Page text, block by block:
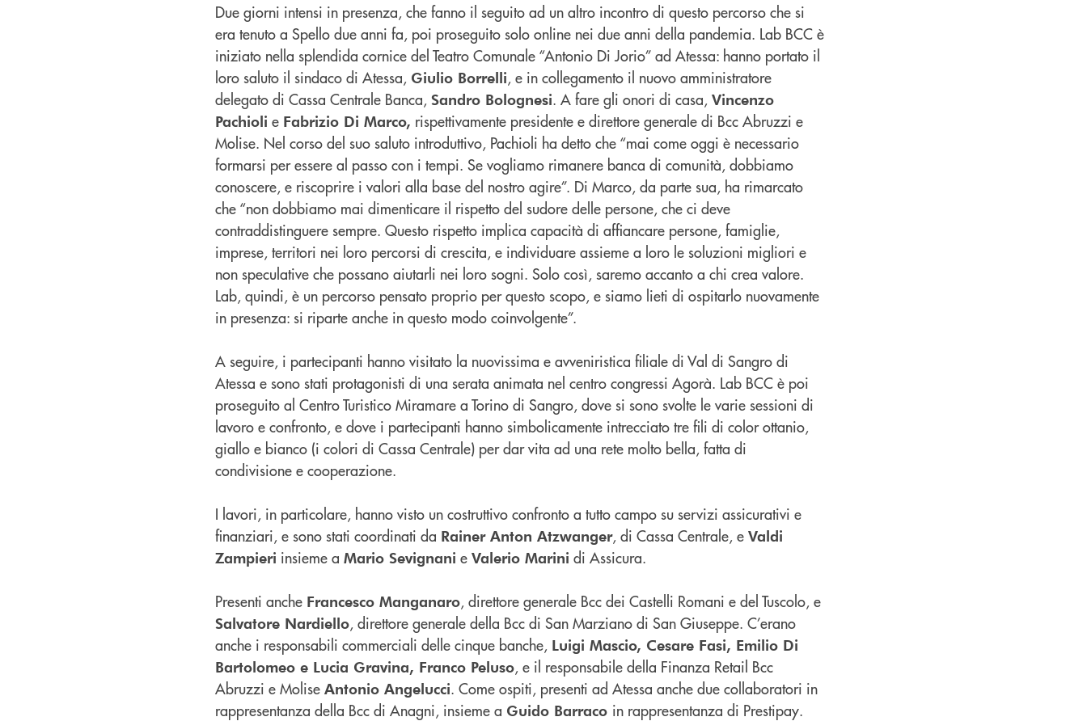
Due giorni intensi in presenza, che fanno il seguito ad un altro incontro di questo percorso che si
era tenuto a Spello due anni fa, poi proseguito solo online nei due anni della pandemia. Lab BCC è
iniziato nella splendida cornice del Teatro Comunale “Antonio Di Jorio” ad Atessa: hanno portato il
loro saluto il sindaco di Atessa, Giulio Borrelli, e in collegamento il nuovo amministratore
delegato di Cassa Centrale Banca, Sandro Bolognesi. A fare gli onori di casa, Vincenzo
Pachioli e Fabrizio Di Marco, rispettivamente presidente e direttore generale di Bcc Abruzzi e
Molise. Nel corso del suo saluto introduttivo, Pachioli ha detto che “mai come oggi è necessario
formarsi per essere al passo con i tempi. Se vogliamo rimanere banca di comunità, dobbiamo
conoscere, e riscoprire i valori alla base del nostro agire”. Di Marco, da parte sua, ha rimarcato
che “non dobbiamo mai dimenticare il rispetto del sudore delle persone, che ci deve
contraddistinguere sempre. Questo rispetto implica capacità di affiancare persone, famiglie,
imprese, territori nei loro percorsi di crescita, e individuare assieme a loro le soluzioni migliori e
non speculative che possano aiutarli nei loro sogni. Solo così, saremo accanto a chi crea valore.
Lab, quindi, è un percorso pensato proprio per questo scopo, e siamo lieti di ospitarlo nuovamente
in presenza: si riparte anche in questo modo coinvolgente”.
A seguire, i partecipanti hanno visitato la nuovissima e avveniristica filiale di Val di Sangro di
Atessa e sono stati protagonisti di una serata animata nel centro congressi Agorà. Lab BCC è poi
proseguito al Centro Turistico Miramare a Torino di Sangro, dove si sono svolte le varie sessioni di
lavoro e confronto, e dove i partecipanti hanno simbolicamente intrecciato tre fili di color ottanio,
giallo e bianco (i colori di Cassa Centrale) per dar vita ad una rete molto bella, fatta di
condivisione e cooperazione.
I lavori, in particolare, hanno visto un costruttivo confronto a tutto campo su servizi assicurativi e
finanziari, e sono stati coordinati da Rainer Anton Atzwanger, di Cassa Centrale, e Valdi
Zampieri insieme a Mario Sevignani e Valerio Marini di Assicura.
Presenti anche Francesco Manganaro, direttore generale Bcc dei Castelli Romani e del Tuscolo, e
Salvatore Nardiello, direttore generale della Bcc di San Marziano di San Giuseppe. C’erano
anche i responsabili commerciali delle cinque banche, Luigi Mascio, Cesare Fasi, Emilio Di
Bartolomeo e Lucia Gravina, Franco Peluso, e il responsabile della Finanza Retail Bcc
Abruzzi e Molise Antonio Angelucci. Come ospiti, presenti ad Atessa anche due collaboratori in
rappresentanza della Bcc di Anagni, insieme a Guido Barraco in rappresentanza di Prestipay.